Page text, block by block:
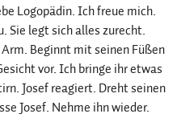
Logopädin. Ich freue mich.
Sie legt sich alles zurecht.
Beginnt mit seinen Füßen
vor. Ich bringe ihr etwas
Josef reagiert. Dreht seinen
Josef. Nehme ihn wieder.